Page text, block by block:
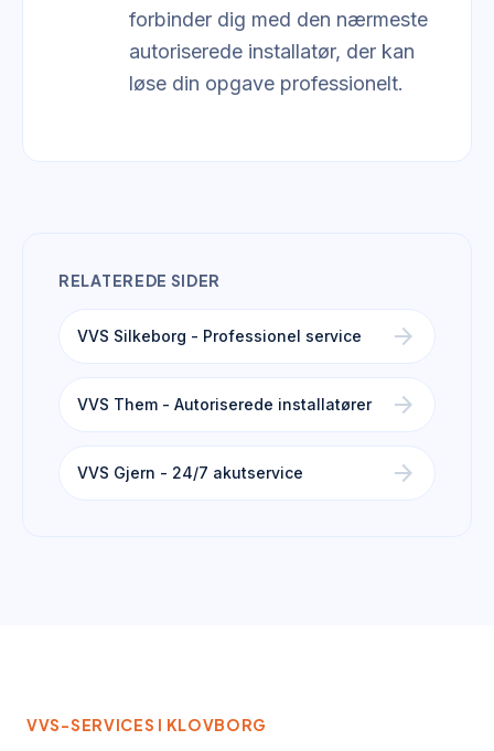
forbinder dig med den nærmeste
autoriserede installatør, der kan
løse din opgave professionelt.
RELATEREDE SIDER
VVS Silkeborg - Professionel service arrow_forward
VVS Them - Autoriserede installatører arrow_forward
VVS Gjern - 24/7 akutservice arrow_forward
VVS-SERVICES I KLOVBORG